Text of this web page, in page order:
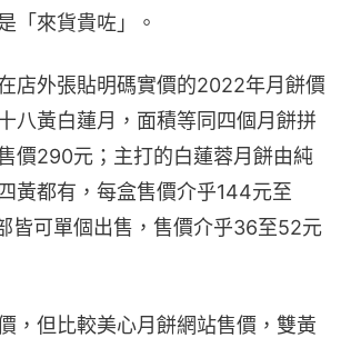
「來貨貴咗」。
店外張貼明碼實價的2022年月餅價
八黃白蓮月，面積等同四個月餅拼
價290元；主打的白蓮蓉月餅由純
黃都有，每盒售價介乎144元至
皆可單個出售，售價介乎36至52元
，但比較美心月餅網站售價，雙黃